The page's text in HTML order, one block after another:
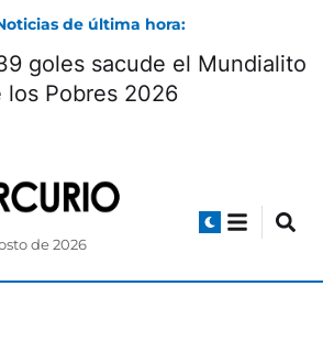
de última hora:
goles sacude el Mundialito
los Pobres 2026
de 2026